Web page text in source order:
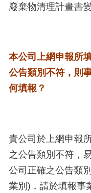
廢棄物清理計畫書
本公司上網申報所
公告類別不符，則
何填報？
貴公司於上網申報
之公告類別不符，
公司正確之公告類
業別)，請於填報事